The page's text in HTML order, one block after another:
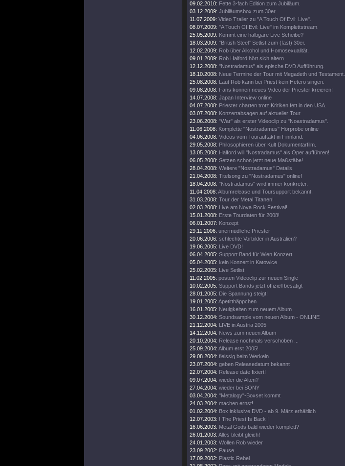
09.02.2010: Fette 3-fach Edition zum Jubiläum.
03.12.2009: Jubiläumsbox zum 30er
11.07.2009: Video Trailer zu "A Touch Of Evil: Live".
08.07.2009: "A Touch Of Evil: Live" im Komplettstream.
25.05.2009: Kommt eine halbgare Live Scheibe?
18.03.2009: "British Steel" Setlist zum (fast) 30er.
12.02.2009: Rob über Alkohol und Homosexualität.
09.01.2009: Rob Halford hört sich altern.
12.12.2008: "Nostradamus" als epische DVD Aufführung.
18.10.2008: Neue Termine der Tour mit Megadeth und Testament.
25.08.2008: Laut Rob kann bei Priest kein Hetero singen.
09.08.2008: Fans können neues Video der Priester kreieren!
14.07.2008: Japan Interview online
04.07.2008: Priester charten trotz Kritiken fett in den USA.
03.07.2008: Konzertabsagen auf aktueller Tour
23.06.2008: "War" als erster Videoclip zu "Noastradamus".
11.06.2008: Komplette "Nostradamus" Hörprobe online
04.06.2008: Videos vom Tourauftakt in Finnland.
29.05.2008: Philosophieren über Kult Dokumentarfilm.
13.05.2008: Halford will "Nostradamus" als Oper aufführen!
06.05.2008: Setzen schon jetzt neue Maßstäbe!
28.04.2008: Weitere "Nostradamus" Details.
21.04.2008: Titelsong zu "Nostradamus" online!
18.04.2008: "Nostradamus" wird immer konkreter.
11.04.2008: Albumrelease und Toursupport bekannt.
31.03.2008: Tour der Metal Titanen!
02.03.2008: Live am Nova Rock Festival!
15.01.2008: Erste Tourdaten für 2008!
06.01.2007: Konzept
29.11.2006: unermüdliche Priester
20.06.2006: schlechte Vorbilder in Australien?
19.06.2005: Live DVD!
06.04.2005: Support Band für Wien Konzert
05.04.2005: kein Konzert in Katowice
25.02.2005: Live Setlist
11.02.2005: posten Videoclip zur neuen Single
10.02.2005: Support Bands jetzt offiziell besätigt
28.01.2005: Die Spannung steigt!
19.01.2005: Apetitthäppchen
16.01.2005: Neuigkeiten zum neuem Album
30.12.2004: Soundsample vom neuen Album - ONLINE
21.12.2004: LIVE in Austria 2005
14.12.2004: News zum neuen Album
20.10.2004: Release nochmals verschoben ...
25.09.2004: Album erst 2005!
29.08.2004: fleissig beim Werkeln
23.07.2004: geben Releasedatum bekannt
22.07.2004: Release date fixiert!
09.07.2004: wieder die Alten?
27.04.2004: wieder bei SONY
03.04.2004: "Metalogy"-Boxset kommt
24.03.2004: machen ernst!
01.02.2004: Box inklusive DVD - ab 9. März erhältlich
12.07.2003: ! The Priest Is Back !
16.06.2003: Metal Gods bald wieder komplett?
26.01.2003: Alles bleibt gleich!
24.01.2003: Wollen Rob wieder
23.09.2002: Pause
17.09.2002: Plastic Rebel